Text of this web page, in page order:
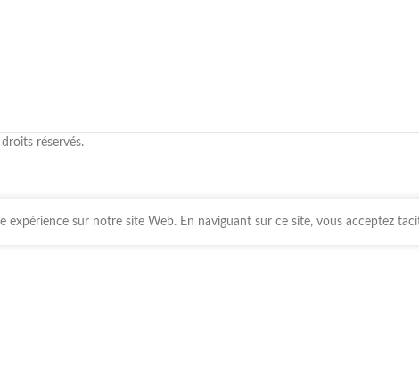
droits réservés.
expérience sur notre site Web. En naviguant sur ce site, vous acceptez